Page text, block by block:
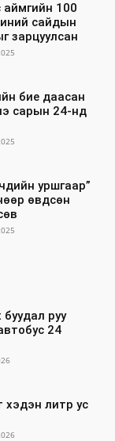
100
сайдын
зарцуулсан
бие даасан
сарын 24-нд
уршгаар”
өвдсөн
буудал руу
24
хэдэн литр ус